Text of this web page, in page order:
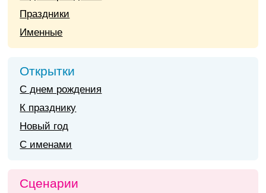
Праздники
Именные
Открытки
С днем рождения
К празднику
Новый год
С именами
Сценарии